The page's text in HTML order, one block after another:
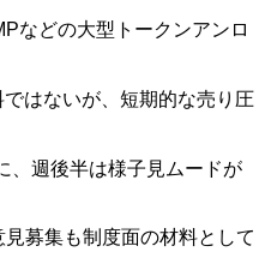
などの大型トークンアンロ
はないが、短期的な売り圧
、週後半は様子見ムードが
募集も制度面の材料として